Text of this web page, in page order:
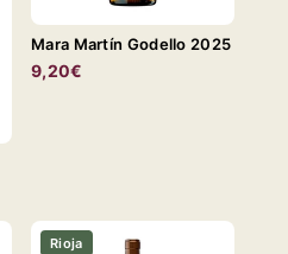
Mara Martín Godello 2025
9,20€
Rioja